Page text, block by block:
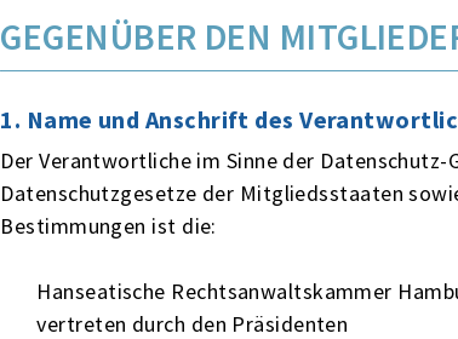
GEGENÜBER DEN
1. Name und Anschrift des
Der Verantwortliche im Sinne der
Datenschutzgesetze der Mitgliedsstaaten
Bestimmungen ist die:
Hanseatische Rechtsanwaltskammer
vertreten durch den Präsidenten